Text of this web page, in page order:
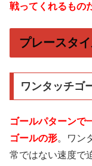
戦ってくれるもの
プレースタ
ワンタッチゴ
ゴールパターンで
ゴールの形。ワン
常ではない速度で